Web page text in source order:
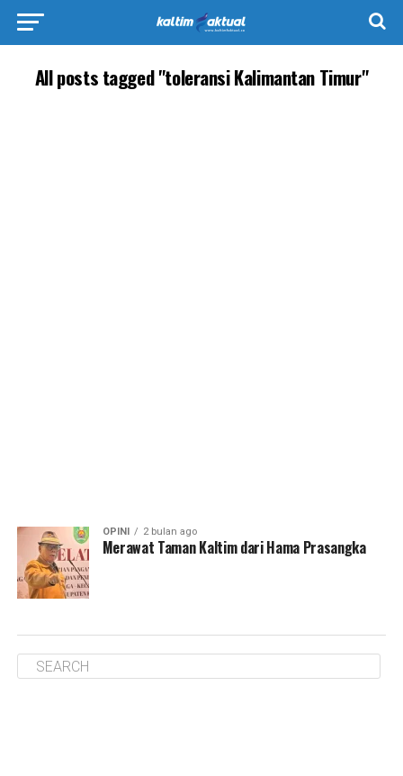
All posts tagged "toleransi Kalimantan Timur"
OPINI 2 bulan ago
Merawat Taman Kaltim dari Hama Prasangka